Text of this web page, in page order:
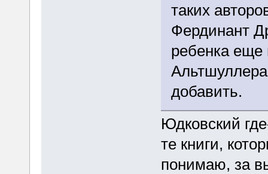
таких
Фердинант
ребенка еще
добавить.
Юдковский
те книги,
понимаю, за